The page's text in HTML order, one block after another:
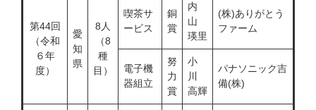
第44回
（令和
６年
度）
愛
知
県
8人
（8
種
目）
​喫茶サ
ービス
銅
賞
内
山
瑛里
(株)ありがとう
ファーム
電子機
器組立
努
力
賞
小
川
高輝
パナソニック吉
備(株)